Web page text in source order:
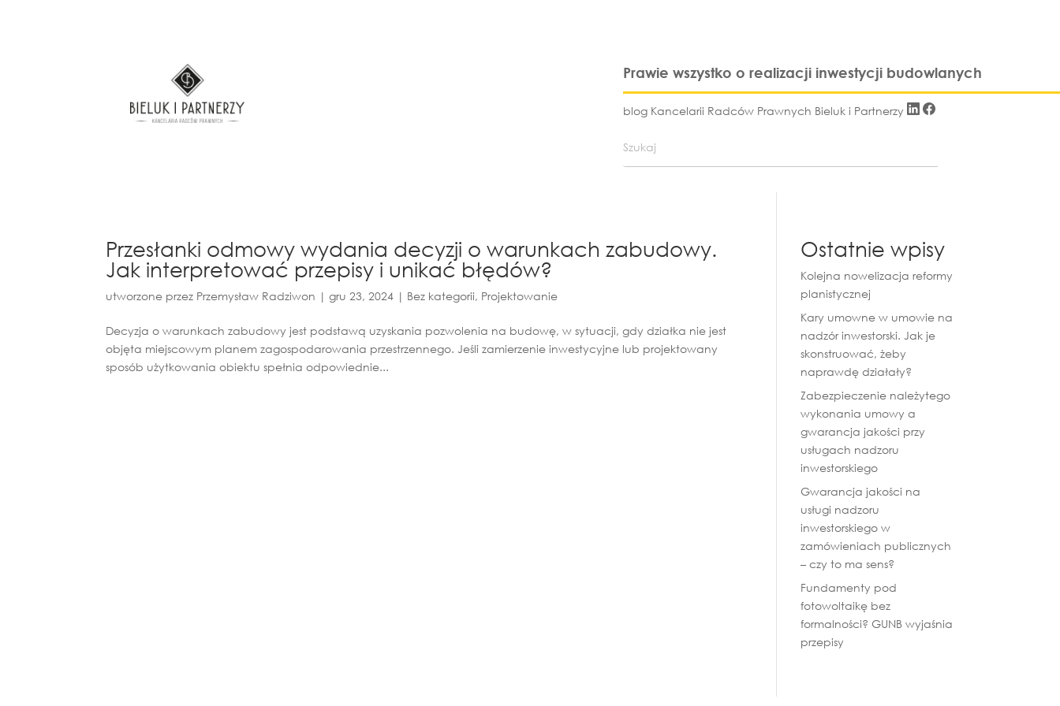
Prawie wszystko o realizacji inwestycji budowlanych
blog Kancelarii Radców Prawnych Bieluk i Partnerzy
Przesłanki odmowy wydania decyzji o warunkach zabudowy.
Jak interpretować przepisy i unikać błędów?
utworzone przez Przemysław Radziwon |gru 23, 2024 | Bez kategorii, Projektowanie
Decyzja o warunkach zabudowy jest podstawą uzyskania pozwolenia na budowę, w sytuacji, gdy działka nie jest
objęta miejscowym planem zagospodarowania przestrzennego. Jeśli zamierzenie inwestycyjne lub projektowany
sposób użytkowania obiektu spełnia odpowiednie...
Ostatnie wpisy
Kolejna nowelizacja reformy
planistycznej
Kary umowne w umowie na
nadzór inwestorski. Jak je
skonstruować, żeby
naprawdę działały?
Zabezpieczenie należytego
wykonania umowy a
gwarancja jakości przy
usługach nadzoru
inwestorskiego
Gwarancja jakości na
usługi nadzoru
inwestorskiego w
zamówieniach publicznych
– czy to ma sens?
Fundamenty pod
fotowoltaikę bez
formalności? GUNB wyjaśnia
przepisy